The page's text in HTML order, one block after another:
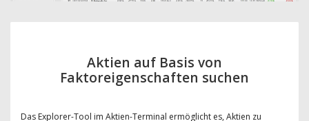
Aktien auf Basis von
Faktoreigenschaften suchen
Das Explorer-Tool im Aktien-Terminal ermöglicht es, Aktien zu